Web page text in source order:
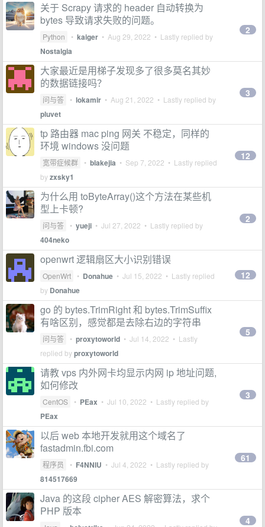
关于 Scrapy 请求的 header 自动转换为
bytes 导致请求失败的问题。
Python • kaiger • Aug 29, 2022 • Lastly replied by
Nostalgia
2
大家最近是用梯子发现多了很多莫名其妙
的数据链接吗？
问与答 • lokamir • Aug 21, 2022 • Lastly replied by
pluvet
3
tp 路由器 mac ping 网关 不稳定，同样的
环境 windows 没问题
宽带症候群 • blakejia • Sep 7, 2022 • Lastly replied
byzxsky1
12
为什么用 toByteArray()这个方法在某些机
型上卡顿?
问与答 • yueji • Jul 27, 2022 • Lastly replied by
404neko
2
openwrt 逻辑扇区大小识别错误
OpenWrt • Donahue • Jul 15, 2022 • Lastly replied
by Donahue
12
go 的 bytes.TrimRight 和 bytes.TrimSuffix
有啥区别，感觉都是去除右边的字符串
问与答 • proxytoworld • Jul 14, 2022 • Lastly
replied byproxytoworld
5
请教 vps 内外网卡均显示内网 ip 地址问题,
如何修改
CentOS • PEax • Jul 10, 2022 • Lastly replied by
PEax
3
以后 web 本地开发就用这个域名了
fastadmin.fbi.com
程序员 • F4NNIU • Jul 4, 2022 • Lastly replied by
814517669
61
Java 的这段 cipher AES 解密算法，求个
PHP 版本
4